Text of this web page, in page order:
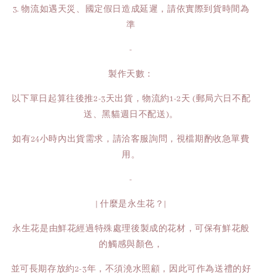
3. 物流如遇天災、國定假日造成延遲，請依實際到貨時間為
準
-
製作天數：
以下單日起算往後推2-3天出貨，物流約1-2天 (郵局六日不配
送、黑貓週日不配送)。
如有24小時內出貨需求，請洽客服詢問，視檔期酌收急單費
用。
-
| 什麼是永生花？|
永生花是由鮮花經過特殊處理後製成的花材，可保有鮮花般
的觸感與顏色，
並可長期存放約2-3年，不須澆水照顧，因此可作為送禮的好